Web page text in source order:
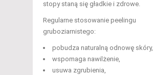
stopy staną się gładkie i zdrowe.
Regularne stosowanie peelingu
gruboziarnistego:
pobudza naturalną odnowę skóry,
wspomaga nawilżenie,
usuwa zgrubienia,